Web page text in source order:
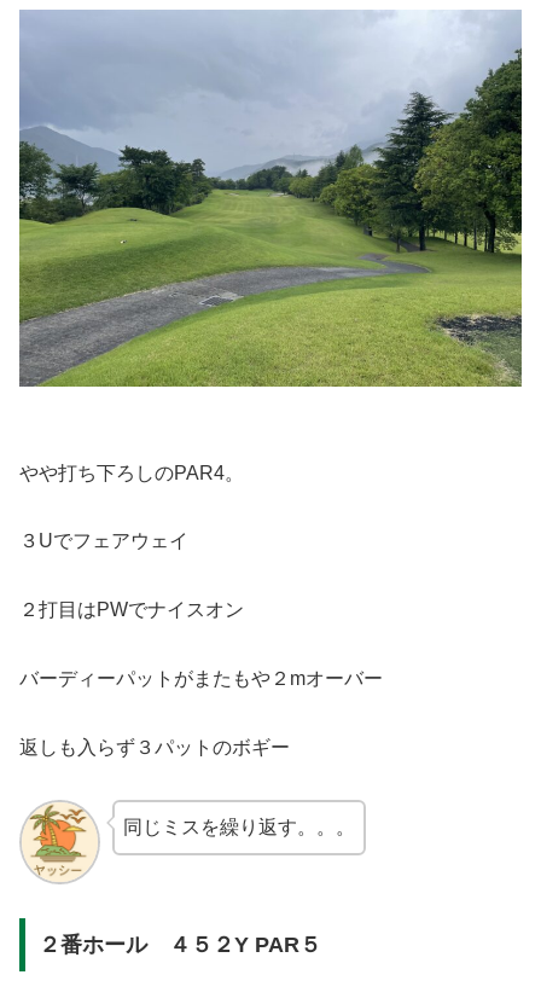
やや打ち下ろしのPAR4。
３Uでフェアウェイ
２打目はPWでナイスオン
バーディーパットがまたもや２mオーバー
返しも入らず３パットのボギー
同じミスを繰り返す。。。
２番ホール ４５２Y PAR５